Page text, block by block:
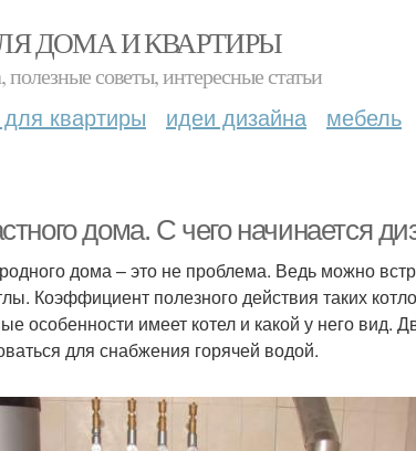
ДОМА И КВАРТИРЫ
советы, интересные статьи
квартиры идеи дизайна мебель
дома. С чего начинается
дома – это не проблема. Ведь можно
Коэффициент полезного действия таких
особенности имеет котел и какой у него вид.
для снабжения горячей водой.